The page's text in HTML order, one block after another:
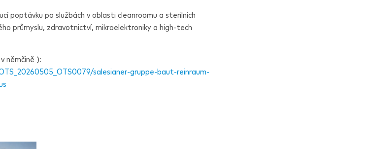
poptávku po službách v oblasti cleanroomu a sterilních
průmyslu, zdravotnictví, mikroelektroniky a high-tech
němčině ):
salesianer-gruppe-baut-reinraum-